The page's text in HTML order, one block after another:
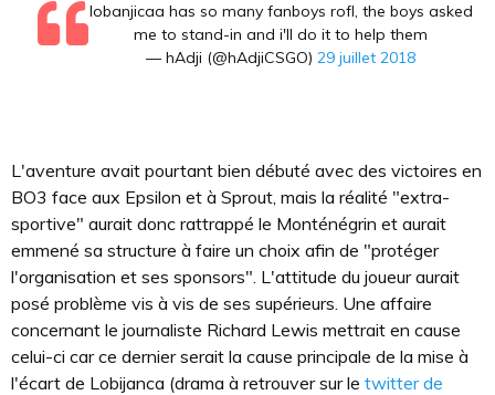
lobanjicaa has so many fanboys rofl, the boys asked
me to stand-in and i'll do it to help them
— hAdji (@hAdjiCSGO) 29 juillet 2018
L'aventure avait pourtant bien débuté avec des victoires en
BO3 face aux Epsilon et à Sprout, mais la réalité "extra-
sportive" aurait donc rattrappé le Monténégrin et aurait
emmené sa structure à faire un choix afin de "protéger
l'organisation et ses sponsors". L'attitude du joueur aurait
posé problème vis à vis de ses supérieurs. Une affaire
concernant le journaliste Richard Lewis mettrait en cause
celui-ci car ce dernier serait la cause principale de la mise à
l'écart de Lobijanca (drama à retrouver sur le twitter de